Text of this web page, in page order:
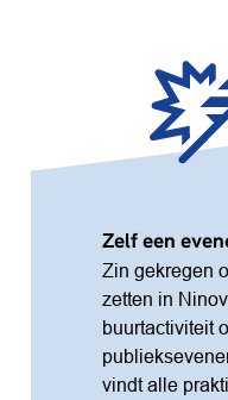
Zelf een
Zin gekregen
zetten in
buurtactiviteit
vindt alle